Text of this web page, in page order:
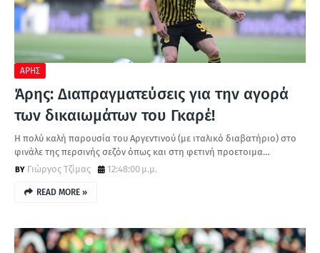
ΑΡΗΣ
Άρης: Διαπραγματεύσεις για την αγορά
των δικαιωμάτων του Γκαρέ!
Η πολύ καλή παρουσία του Αργεντινού (με ιταλικό διαβατήριο) στο
φινάλε της περσινής σεζόν όπως και στη φετινή προετοιμα…
Γιώργος Τζίμας
12:48:00 μ.μ.
READ MORE »